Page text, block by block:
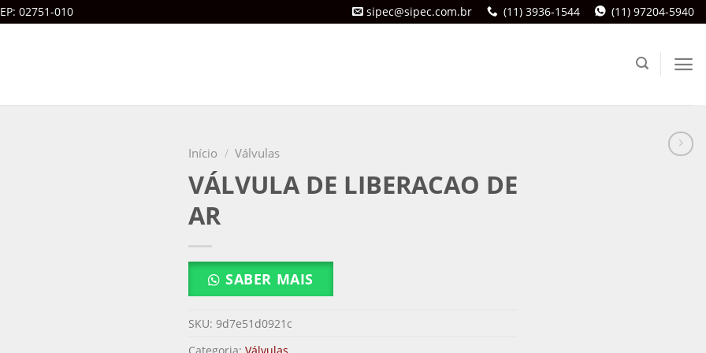
02751-010 sipec@sipec.com.br (11) 3936-1544 (11) 97204-5940
Início / Válvulas
VÁLVULA DE LIBERACAO DE
AR
SABER MAIS
SKU: 9d7e51d0921c